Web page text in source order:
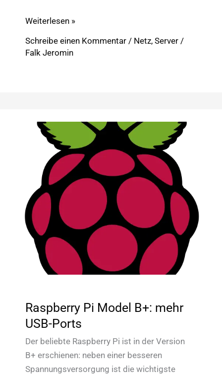
FreeNAS:
aufwecken
Weiterlesen »
Schreibe einen Kommentar / Netz, Server /
Falk Jeromin
Raspberry Pi Model B+: mehr
USB-Ports
Der beliebte Raspberry Pi ist in der Version
B+ erschienen: neben einer besseren
Spannungsversorgung ist die wichtigste